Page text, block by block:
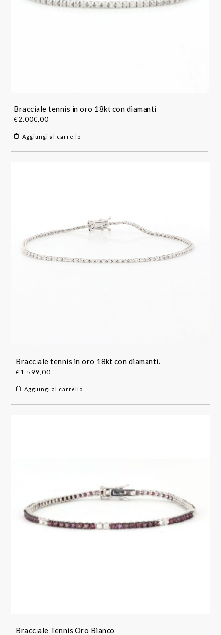
Bracciale tennis in oro 18kt con diamanti
€2.000,00
Aggiungi al carrello
Bracciale tennis in oro 18kt con diamanti.
€1.599,00
Aggiungi al carrello
Bracciale Tennis Oro Bianco